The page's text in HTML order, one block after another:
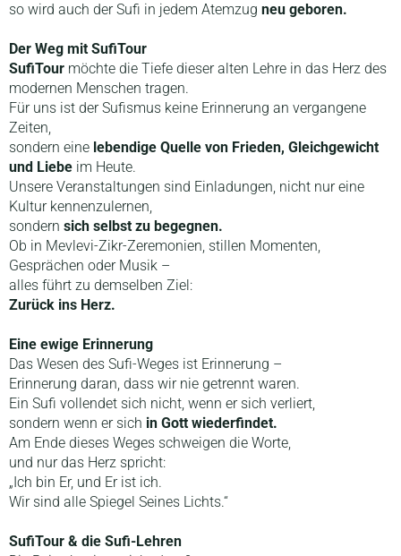
so wird auch der Sufi in jedem Atemzug neu geboren.
Der Weg mit SufiTour
SufiTour möchte die Tiefe dieser alten Lehre in das Herz des
modernen Menschen tragen.
Für uns ist der Sufismus keine Erinnerung an vergangene
Zeiten,
sondern eine lebendige Quelle von Frieden, Gleichgewicht
und Liebe im Heute.
Unsere Veranstaltungen sind Einladungen, nicht nur eine
Kultur kennenzulernen,
sondern sich selbst zu begegnen.
Ob in Mevlevi-Zikr-Zeremonien, stillen Momenten,
Gesprächen oder Musik –
alles führt zu demselben Ziel:
Zurück ins Herz.
Eine ewige Erinnerung
Das Wesen des Sufi-Weges ist Erinnerung –
Erinnerung daran, dass wir nie getrennt waren.
Ein Sufi vollendet sich nicht, wenn er sich verliert,
sondern wenn er sich in Gott wiederfindet.
Am Ende dieses Weges schweigen die Worte,
und nur das Herz spricht:
„Ich bin Er, und Er ist ich.
Wir sind alle Spiegel Seines Lichts.“
SufiTour & die Sufi-Lehren